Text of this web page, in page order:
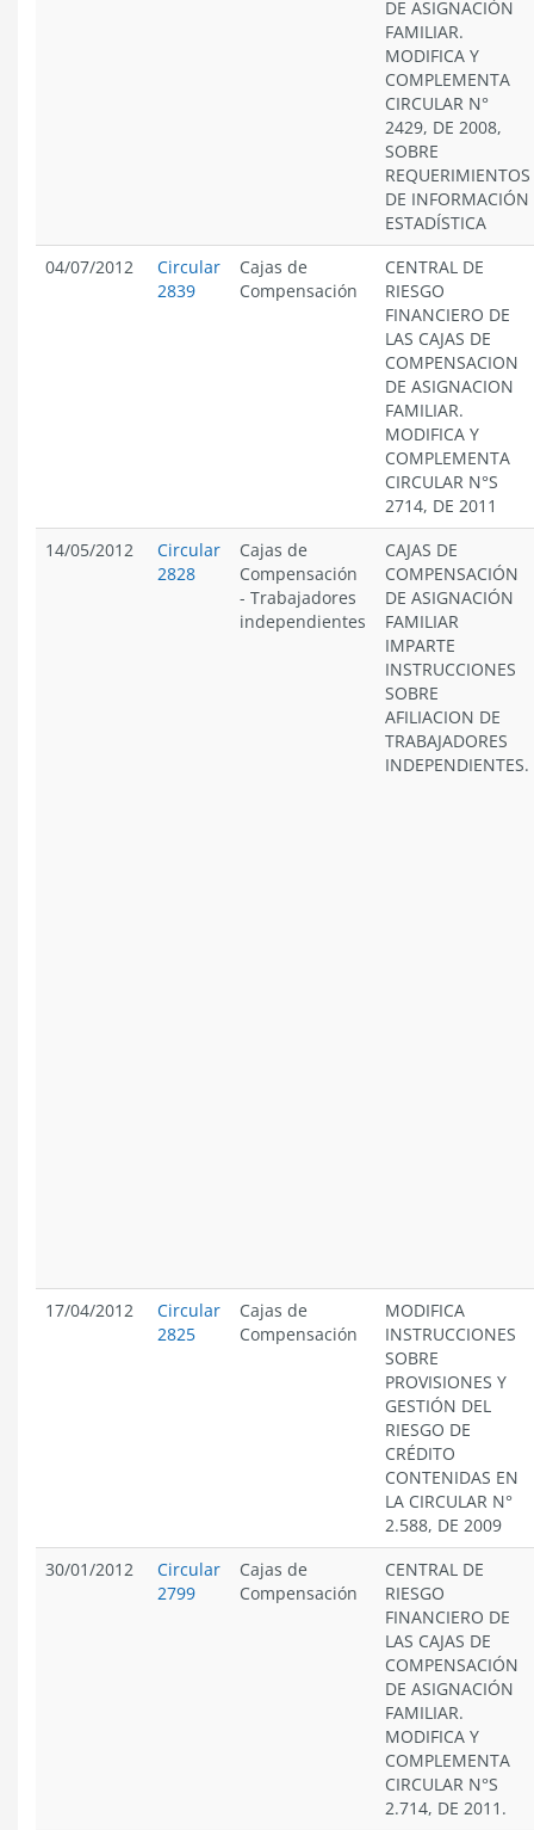
DE ASIGNACIÓN
FAMILIAR.
MODIFICA Y
COMPLEMENTA
CIRCULAR N°
2429, DE 2008,
SOBRE
REQUERIMIENTOS
DE INFORMACIÓN
ESTADÍSTICA
04/07/2012
Circular
2839
Cajas de
Compensación
CENTRAL DE
RIESGO
FINANCIERO DE
LAS CAJAS DE
COMPENSACION
DE ASIGNACION
FAMILIAR.
MODIFICA Y
COMPLEMENTA
CIRCULAR N°S
2714, DE 2011
14/05/2012
Circular
2828
Cajas de
Compensación
- Trabajadores
independientes
CAJAS DE
COMPENSACIÓN
DE ASIGNACIÓN
FAMILIAR
IMPARTE
INSTRUCCIONES
SOBRE
AFILIACION DE
TRABAJADORES
INDEPENDIENTES.
17/04/2012
Circular
2825
Cajas de
Compensación
MODIFICA
INSTRUCCIONES
SOBRE
PROVISIONES Y
GESTIÓN DEL
RIESGO DE
CRÉDITO
CONTENIDAS EN
LA CIRCULAR N°
2.588, DE 2009
30/01/2012
Circular
2799
Cajas de
Compensación
CENTRAL DE
RIESGO
FINANCIERO DE
LAS CAJAS DE
COMPENSACIÓN
DE ASIGNACIÓN
FAMILIAR.
MODIFICA Y
COMPLEMENTA
CIRCULAR N°S
2.714, DE 2011.